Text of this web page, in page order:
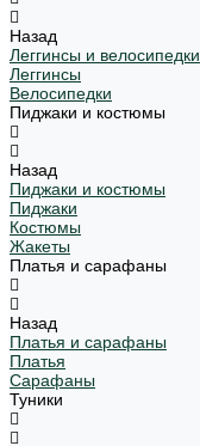
Назад
Леггинсы и велосипедки
Леггинсы
Велосипедки
Пиджаки и костюмы
Назад
Пиджаки и костюмы
Пиджаки
Костюмы
Жакеты
Платья и сарафаны
Назад
Платья и сарафаны
Платья
Сарафаны
Туники